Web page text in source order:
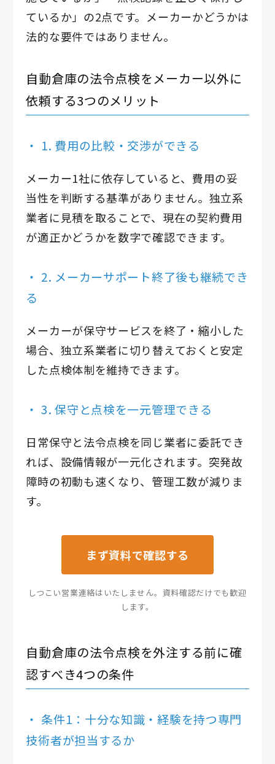
ているか」の2点です。メーカーかどうかは
法的な要件ではありません。
自動倉庫の法令点検をメーカー以外に
依頼する3つのメリット
1. 費用の比較・交渉ができる
メーカー1社に依存していると、費用の妥
当性を判断する基準がありません。独立系
業者に見積を取ることで、現在の契約費用
が適正かどうかを数字で確認できます。
2. メーカーサポート終了後も継続でき
る
メーカーが保守サービスを終了・縮小した
場合、独立系業者に切り替えておくと安定
した点検体制を維持できます。
3. 保守と点検を一元管理できる
日常保守と法令点検を同じ業者に委託でき
れば、設備情報が一元化されます。突発故
障時の初動も速くなり、管理工数が減りま
す。
まず資料で確認する
しつこい営業連絡はいたしません。資料確認だけでも歓迎
します。
自動倉庫の法令点検を外注する前に確
認すべき4つの条件
条件1：十分な知識・経験を持つ専門
技術者が担当するか